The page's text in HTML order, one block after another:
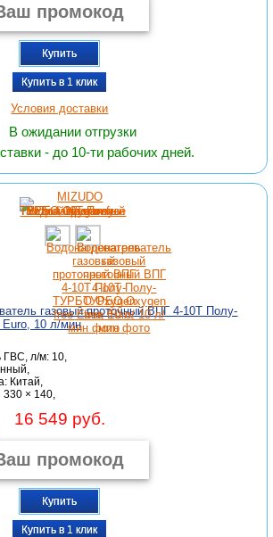
Купить
Купить в 1 клик
Условия доставки
В ожидании отгрузки
- до 10-ти рабочих дней.
газовый проточный ВПГ 4-10Т Полу-
10 л/мин
ГВС, л/м: 10,
Китай,
330 × 140,
16 549 руб.
Купить
Купить в 1 клик